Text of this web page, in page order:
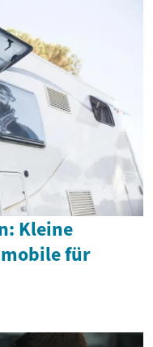
Kleine
für